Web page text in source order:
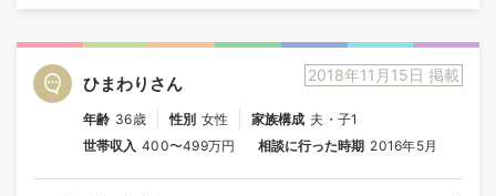
2018年11月15日 掲載
ひまわりさん
年齢 36歳 性別 女性 家族構成 夫・子1
世帯収入 400〜499万円 相談に行った時期 2016年5月